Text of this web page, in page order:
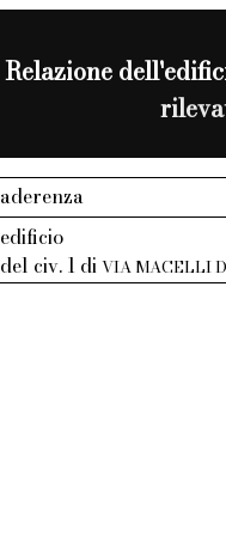
Relazione
aderenza
edificio
del civ. 1 diVIA MACELLI